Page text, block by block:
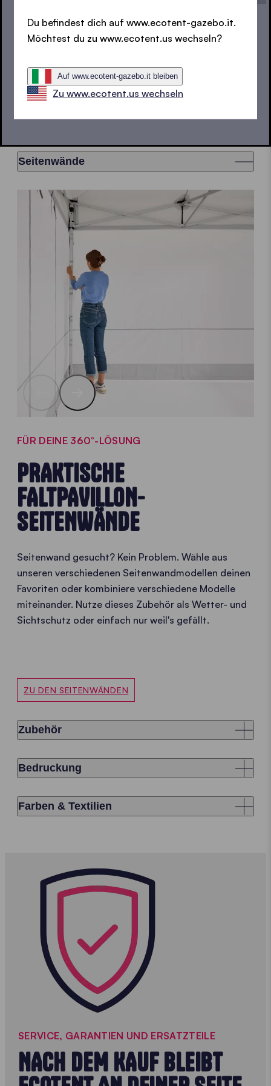
SEITENWÄNDE, ZUBEHÖR
UND BUNTE FARBEN
Seitenwände
FÜR DEINE 360°-LÖSUNG
PRAKTISCHE
FALTPAVILLON-
SEITENWÄNDE
Seitenwand gesucht? Kein Problem. Wähle aus
unseren verschiedenen Seitenwandmodellen deinen
Favoriten oder kombiniere verschiedene Modelle
miteinander. Nutze dieses Zubehör als Wetter- und
Sichtschutz oder einfach nur weil's gefällt.
ZU DEN SEITENWÄNDEN
Zubehör
Bedruckung
Farben & Textilien
SERVICE, GARANTIEN UND ERSATZTEILE
NACH DEM KAUF BLEIBT
Du befindest dich auf www.ecotent-gazebo.it.
Möchtest du zu www.ecotent.us wechseln?
Auf www.ecotent-gazebo.it bleiben
Zu www.ecotent.us wechseln